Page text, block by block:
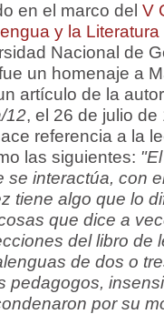
en el marco del V
y la Literatura
Nacional de
un homenaje a
artículo de la
12, el 26 de julio
referencia a la
las siguientes:
se interactúa, con
tiene algo que lo
que dice a
del libro de
de dos o
pedagogos,
por su